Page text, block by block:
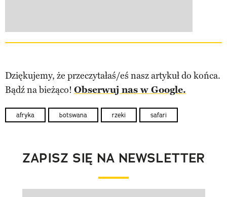
Dziękujemy, że przeczytałaś/eś nasz artykuł do końca.
Bądź na bieżąco! Obserwuj nas w Google.
afryka botswana rzeki safari
ZAPISZ SIĘ NA NEWSLETTER